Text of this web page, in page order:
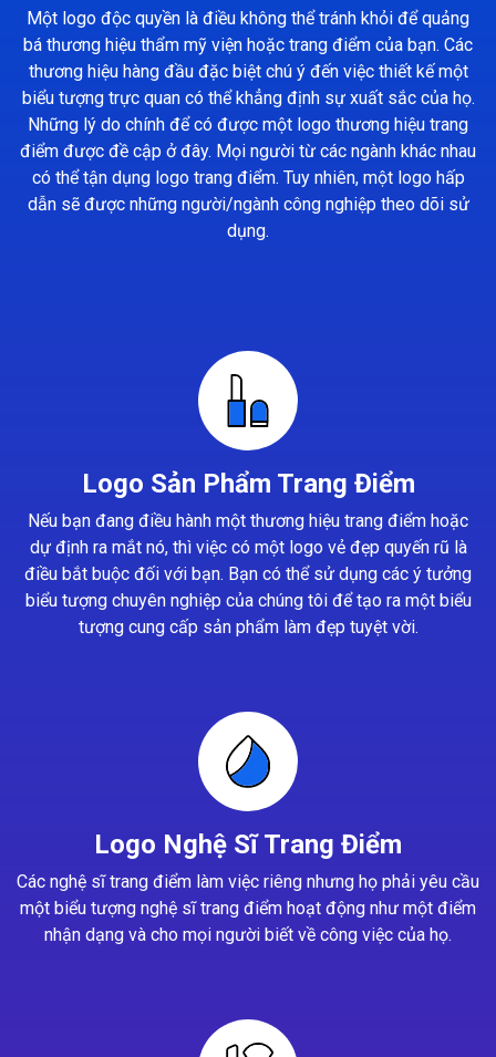
Một logo độc quyền là điều không thể tránh khỏi để quảng
bá thương hiệu thẩm mỹ viện hoặc trang điểm của bạn. Các
thương hiệu hàng đầu đặc biệt chú ý đến việc thiết kế một
biểu tượng trực quan có thể khẳng định sự xuất sắc của họ.
Những lý do chính để có được một logo thương hiệu trang
điểm được đề cập ở đây. Mọi người từ các ngành khác nhau
có thể tận dụng logo trang điểm. Tuy nhiên, một logo hấp
dẫn sẽ được những người/ngành công nghiệp theo dõi sử
dụng.
Logo Sản Phẩm Trang Điểm
Nếu bạn đang điều hành một thương hiệu trang điểm hoặc
dự định ra mắt nó, thì việc có một logo vẻ đẹp quyến rũ là
điều bắt buộc đối với bạn. Bạn có thể sử dụng các ý tưởng
biểu tượng chuyên nghiệp của chúng tôi để tạo ra một biểu
tượng cung cấp sản phẩm làm đẹp tuyệt vời.
Logo Nghệ Sĩ Trang Điểm
Các nghệ sĩ trang điểm làm việc riêng nhưng họ phải yêu cầu
một biểu tượng nghệ sĩ trang điểm hoạt động như một điểm
nhận dạng và cho mọi người biết về công việc của họ.